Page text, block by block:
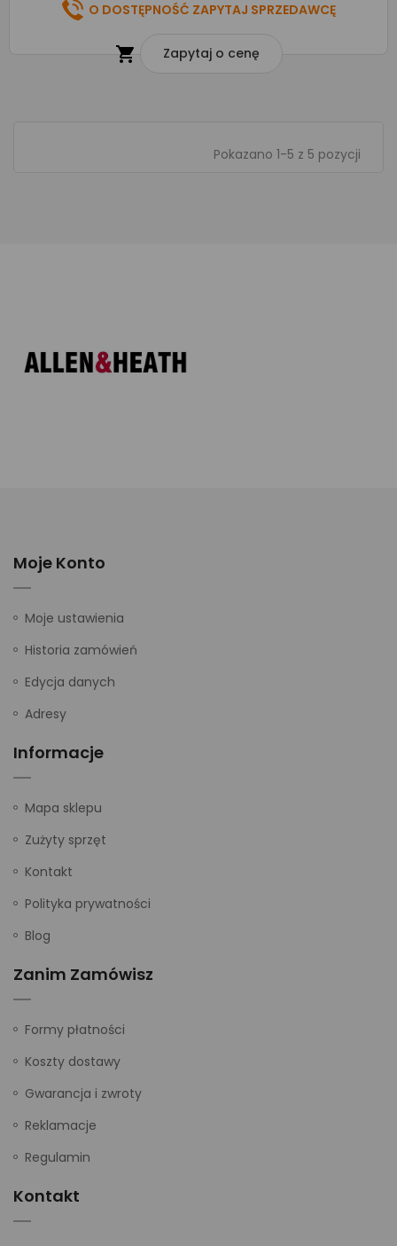
O DOSTĘPNOŚĆ ZAPYTAJ SPRZEDAWCĘ
 Zapytaj o cenę
Pokazano 1-5 z 5 pozycji
Moje Konto
Moje ustawienia
Historia zamówień
Edycja danych
Adresy
Informacje
Mapa sklepu
Zużyty sprzęt
Kontakt
Polityka prywatności
Blog
Zanim Zamówisz
Formy płatności
Koszty dostawy
Gwarancja i zwroty
Reklamacje
Regulamin
Kontakt